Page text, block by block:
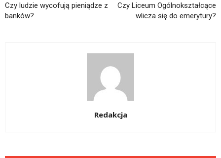
Czy ludzie wycofują pieniądze z
banków?
Czy Liceum Ogólnokształcące
wlicza się do emerytury?
Redakcja